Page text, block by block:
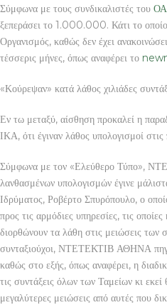
Σύμφωνα με τους συνδικαλιστές του
ξεπεράσει το 1.000.000. Κάτι το
Οργανισμός, καθώς δεν έχει
τέσσερις μήνες, όπως αναφέρει το
«Κούρεψαν» κατά λάθος χιλιάδες
Εν τω μεταξύ, αίσθηση προκαλεί η
ΙΚΑ, ότι έγιναν λάθος υπολογισμοί
Σύμφωνα με τον «Ελεύθερο Τύπο»,
λανθασμένων υπολογισμών έγινε
Ιδρύματος, Ροβέρτο Σπυρόπουλο, ο
προς τις αρμόδιες υπηρεσίες, τις
διορθώνουν τα λάθη στις μειώσεις των
συνταξιούχοι, ΝΤΕΤΕΚΤΙΒ ΑΘΗΝΑ
καθώς στο εξής, όπως αναφέρει, η
τις συντάξεις όλων των Ταμείων κι
μεγαλύτερες μειώσεις από αυτές που